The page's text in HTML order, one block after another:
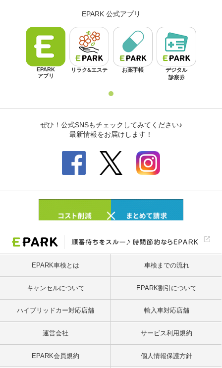
EPARK車検とは 車検までの流れ
キャンセルについて EPARK割引について
ハイブリッドカー対応店舗 輸入車対応店舗
運営会社 サービス利用規約
EPARK会員規約 個人情報保護方針